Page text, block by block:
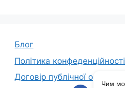
Блог
Політика конфеденційності
Договір публічної оферти